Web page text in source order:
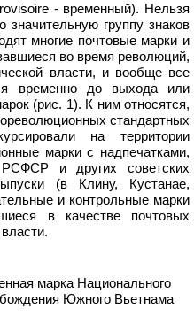
- временный). Нельзя
группу знаков
многие почтовые марки и
во время революций,
власти, и вообще все
временно до выхода или
(рис. 1). К ним относятся,
стандартных
на территории
марки с надпечатками,
и других советских
(в Клину, Кустанае,
и контрольные марки
в качестве почтовых
марка Национального
Южного Вьетнама